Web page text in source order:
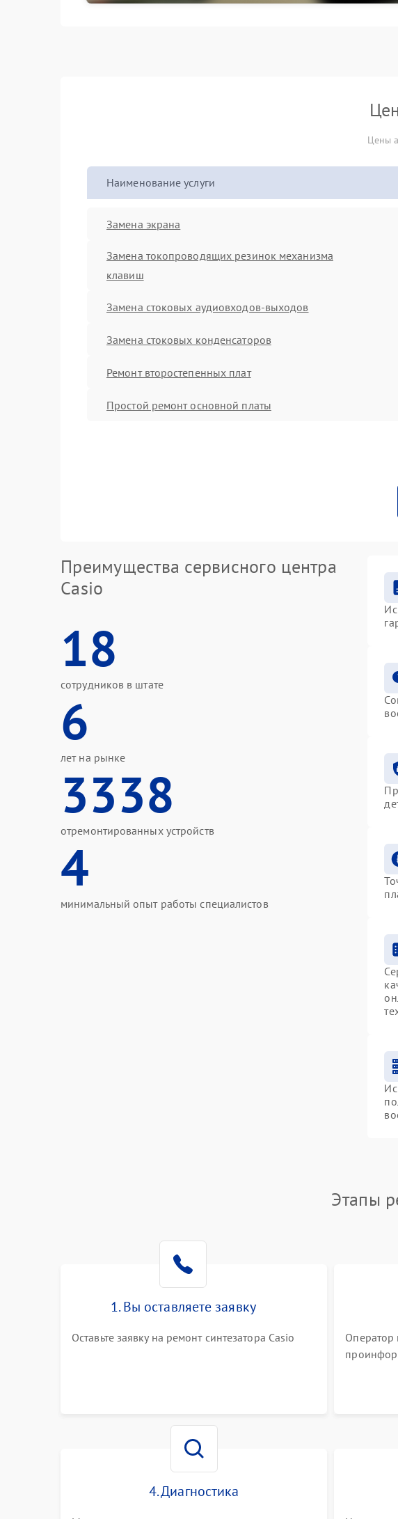
Цены
Наименование услуги
Замена экрана
Замена токопроводящих резинок механизма
клавиш
Замена стоковых аудиовходов-выходов
Замена стоковых конденсаторов
Ремонт второстепенных плат
Простой ремонт основной платы
Преимущества сервисного центра
Casio
18
сотрудников в штате
6
лет на рынке
3338
отремонтированных устройств
4
минимальный опыт работы специалистов
Этапы
1. Вы оставляете заявку
Оставьте заявку на ремонт синтезатора Casio
Оператор
4. Диагностика